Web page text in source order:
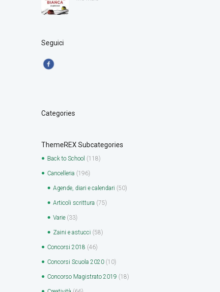
Seguici
Categories
ThemeREX Subcategories
Back to School (118)
Cancelleria (196)
Agende, diari e calendari (50)
Articoli scrittura (75)
Varie (33)
Zaini e astucci (58)
Concorsi 2018 (46)
Concorsi Scuola 2020 (10)
Concorso Magistrato 2019 (18)